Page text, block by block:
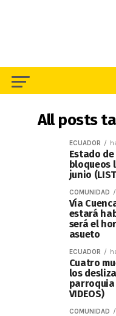
All posts
ECUADOR
Estado de
bloqueos
junio
COMUNIDAD
Vía
estará
será el
asueto
ECUADOR
Cuatro
los
parroquia
VIDEOS)
COMUNIDAD